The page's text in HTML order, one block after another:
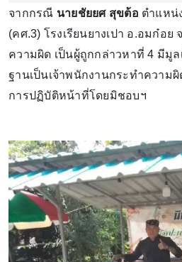
จากกรณี นายชัยยศ สุขต้อ ตำแหน่
(คศ.3) โรงเรียนยางเปา อ.อมก๋อย
ความผิด เป็นผู้ถูกกล่าวหาที่ 4 มีมู
ฐานเป็นเจ้าพนักงานกระทำความ
การปฏิบัติหน้าที่โดยมิชอบฯ